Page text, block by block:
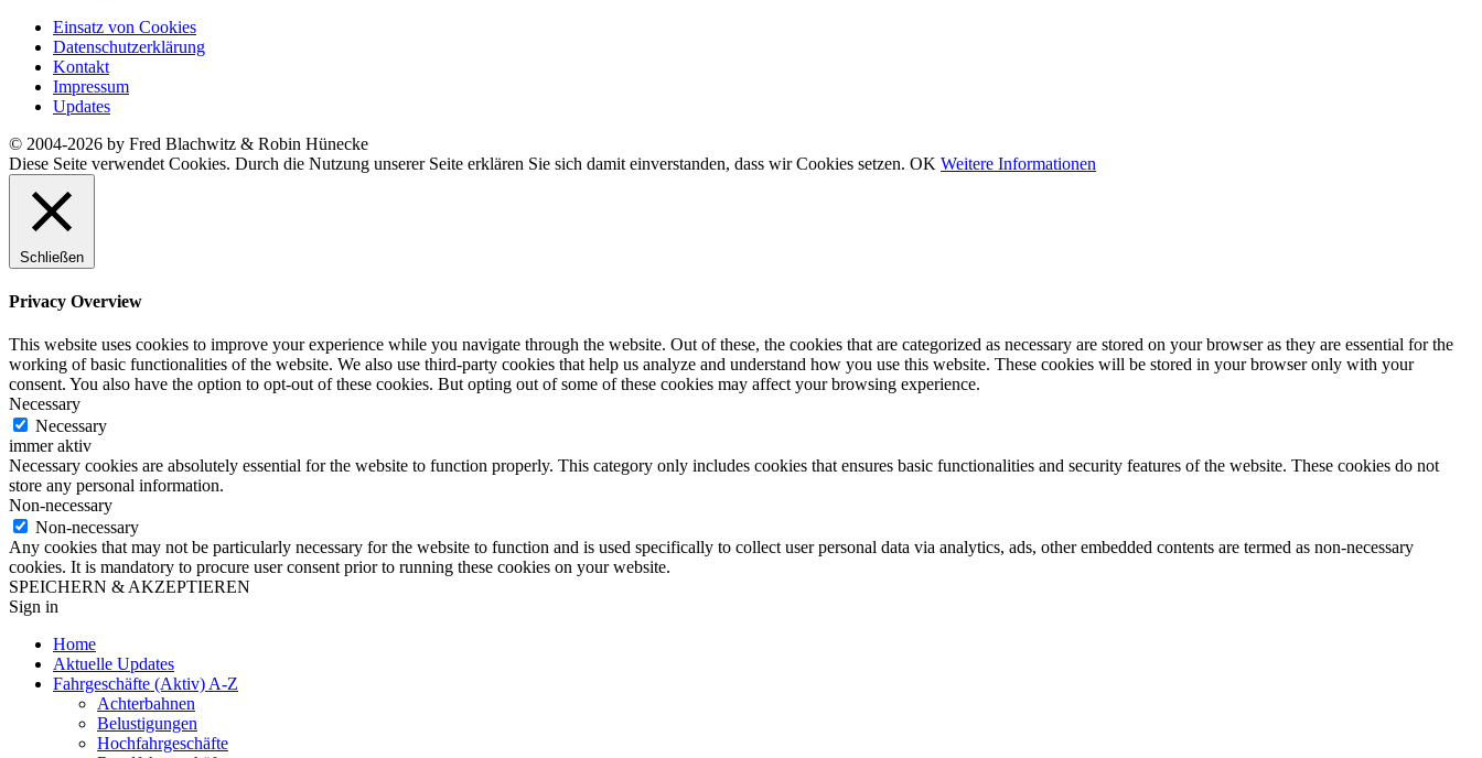
Einsatz von Cookies
Datenschutzerklärung
Kontakt
Impressum
Updates
© 2004-2026 by Fred Blachwitz & Robin Hünecke
Diese Seite verwendet Cookies. Durch die Nutzung unserer Seite erklären Sie sich damit einverstanden, dass wir Cookies setzen. OK Weitere Informationen
Schließen
Privacy Overview
This website uses cookies to improve your experience while you navigate through the website. Out of these, the cookies that are categorized as necessary are stored on your browser as they are essential for the
working of basic functionalities of the website. We also use third-party cookies that help us analyze and understand how you use this website. These cookies will be stored in your browser only with your
consent. You also have the option to opt-out of these cookies. But opting out of some of these cookies may affect your browsing experience.
Necessary
Necessary
immer aktiv
Necessary cookies are absolutely essential for the website to function properly. This category only includes cookies that ensures basic functionalities and security features of the website. These cookies do not
store any personal information.
Non-necessary
Non-necessary
Any cookies that may not be particularly necessary for the website to function and is used specifically to collect user personal data via analytics, ads, other embedded contents are termed as non-necessary
cookies. It is mandatory to procure user consent prior to running these cookies on your website.
SPEICHERN & AKZEPTIEREN
Sign in
Home
Aktuelle Updates
Fahrgeschäfte (Aktiv) A-Z
Achterbahnen
Belustigungen
Hochfahrgeschäfte